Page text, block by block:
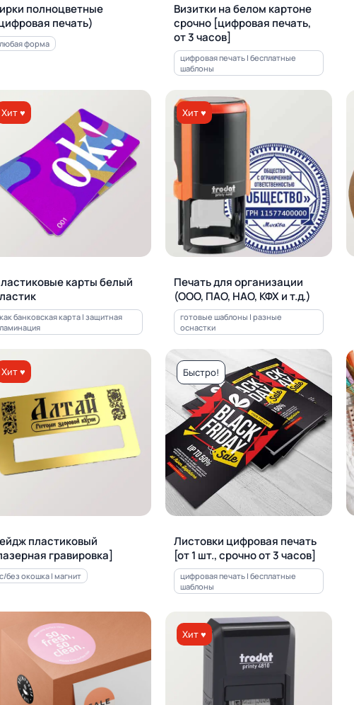
полноцветные
печать)
любая форма
Визитки на белом картоне
срочно [цифровая печать,
от 3 часов]
цифровая печать | бесплатные
шаблоны
Хит ♥
карты белый
как банковская карта | защитная
ламинация
Хит ♥
Печать для орга­ни­за­ции
(ООО, ПАО, НАО, КФХ и т.д.)
готовые шаблоны | разные
оснастки
Хит ♥
пластиковый
гравировка]
с/без окошка | магнит
Быстро!
Листовки цифровая печать
[от 1 шт., срочно от 3 часов]
цифровая печать | бесплатные
шаблоны
Хит ♥